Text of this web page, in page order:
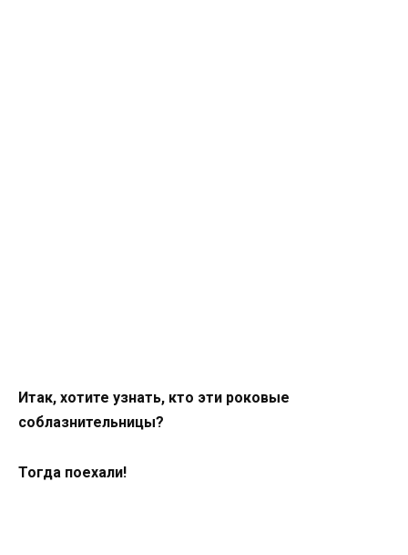
Итак, хотите узнать, кто эти роковые
соблазнительницы?
Тогда поехали!